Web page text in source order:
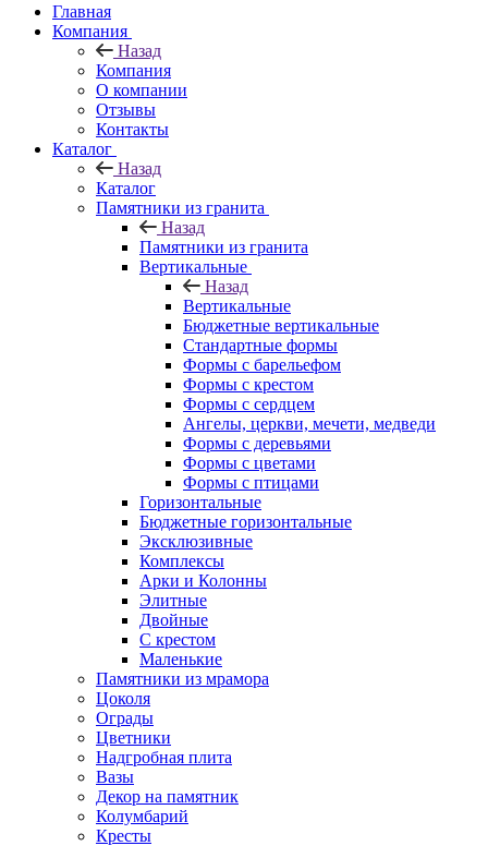
Главная
Компания
Назад
Компания
О компании
Отзывы
Контакты
Каталог
Назад
Каталог
Памятники из гранита
Назад
Памятники из гранита
Вертикальные
Назад
Вертикальные
Бюджетные вертикальные
Стандартные формы
Формы с барельефом
Формы с крестом
Формы с сердцем
Ангелы, церкви, мечети, медведи
Формы с деревьями
Формы с цветами
Формы с птицами
Горизонтальные
Бюджетные горизонтальные
Эксклюзивные
Комплексы
Арки и Колонны
Элитные
Двойные
С крестом
Маленькие
Памятники из мрамора
Цоколя
Ограды
Цветники
Надгробная плита
Вазы
Декор на памятник
Колумбарий
Кресты